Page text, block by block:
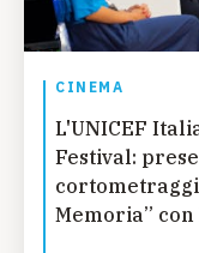
CINEMA
L'UNICEF
Festival:
Memoria” con